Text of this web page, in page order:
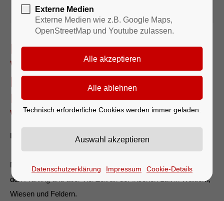
Die Brut- und Setzzeit der
Wildtiere hat begonnen. Wir
bitten um besondere
Rücksichtnahme in Feld und
Wald.
Liebe Bürgerinnen und Bürger,
Mensch und Tier freuen sich nach einem langen Winter über
den Frühling und über viel Zeit an der frischen Luft in Wäldern,
Wiesen und Feldern.
Externe Medien
Externe Medien wie z.B. Google Maps,
OpenStreetMap und Youtube zulassen.
Technisch erforderliche Cookies werden immer geladen.
Datenschutzerklärung Impressum Cookie-Details